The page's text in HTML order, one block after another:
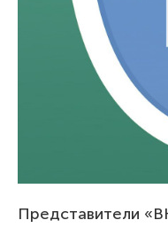
Представители